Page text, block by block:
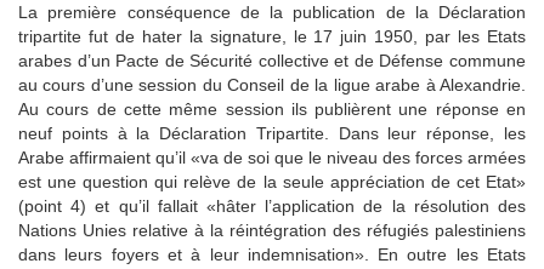
La première conséquence de la publication de la Déclaration
tripartite fut de hater la signature, le 17 juin 1950, par les Etats
arabes d’un Pacte de Sécurité collective et de Défense commune
au cours d’une session du Conseil de la ligue arabe à Alexandrie.
Au cours de cette même session ils publièrent une réponse en
neuf points à la Déclaration Tripartite. Dans leur réponse, les
Arabe affirmaient qu’il «va de soi que le niveau des forces armées
est une question qui relève de la seule appréciation de cet Etat»
(point 4) et qu’il fallait «hâter l’application de la résolution des
Nations Unies relative à la réintégration des réfugiés palestiniens
dans leurs foyers et à leur indemnisation». En outre les Etats